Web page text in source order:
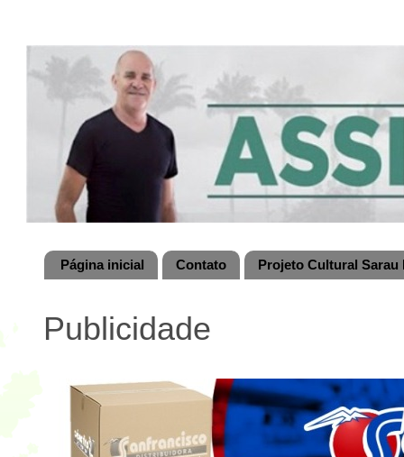
Página inicial Contato Projeto Cultural
Publicidade